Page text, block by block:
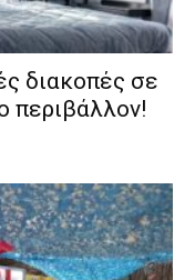
διακοπές σε
περιβάλλον!